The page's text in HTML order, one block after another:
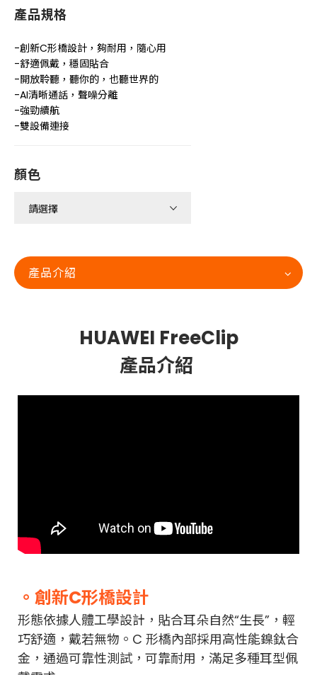
產品規格
-創新C形橋設計，夠耐用，隨心用
-舒適佩戴，穩固貼合
-開放聆聽，聽你的，也聽世界的
-AI清晰通話，聲噪分離
-強勁續航
-雙設備連接
顏色
產品介紹
HUAWEI FreeClip
產品介紹
。創新C形橋設計
形態依據人體工學設計，貼合耳朵自然“生長”，輕
巧舒適，戴若無物。C 形橋內部採用高性能鎳鈦合
金，通過可靠性測試，可靠耐用，滿足多種耳型佩